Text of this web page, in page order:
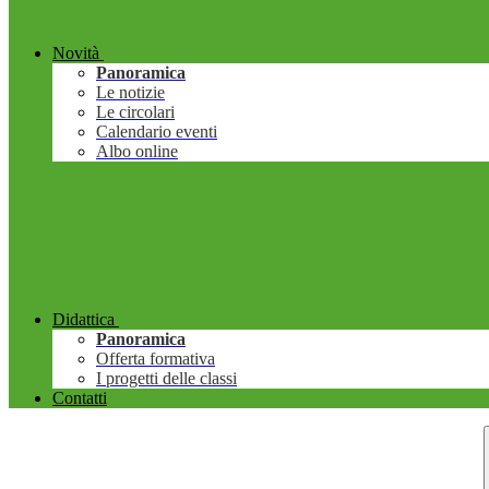
Novità
Panoramica
Le notizie
Le circolari
Calendario eventi
Albo online
Didattica
Panoramica
Offerta formativa
I progetti delle classi
Contatti